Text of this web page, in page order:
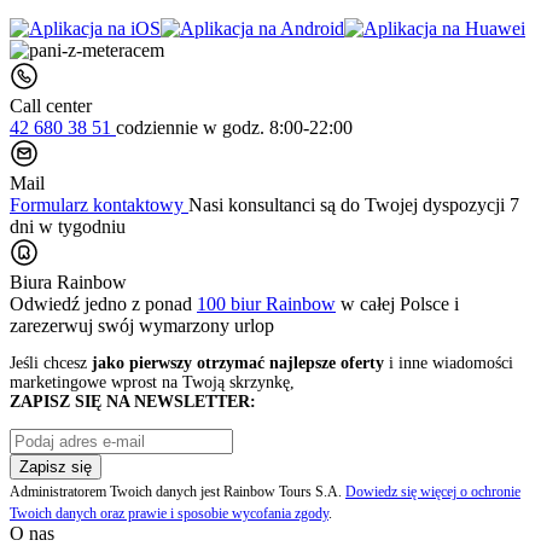
Call center
42 680 38 51 codziennie w godz. 8:00-22:00
Mail
Formularz kontaktowy Nasi konsultanci są do Twojej dyspozycji 7
dni w tygodniu
Biura Rainbow
Odwiedź jedno z ponad 100 biur Rainbow w całej Polsce i
zarezerwuj swój wymarzony urlop
Jeśli chcesz jako pierwszy otrzymać najlepsze oferty i inne wiadomości
marketingowe wprost na Twoją skrzynkę,
ZAPISZ SIĘ NA NEWSLETTER:
Zapisz się
Administratorem Twoich danych jest Rainbow Tours S.A. Dowiedz się więcej o ochronie
Twoich danych oraz prawie i sposobie wycofania zgody.
O nas